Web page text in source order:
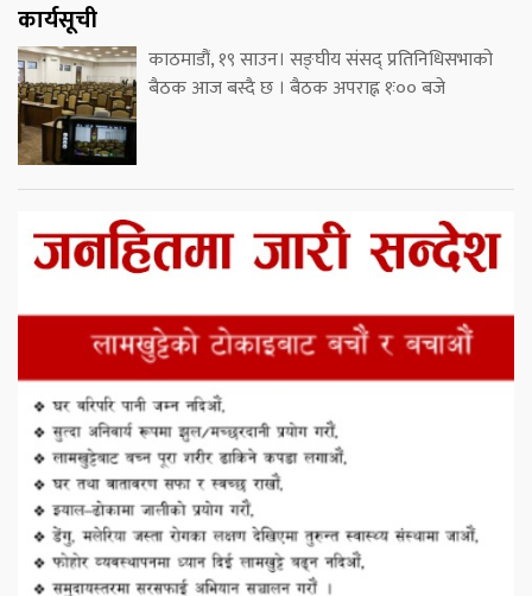
कार्यसूची
काठमाडौं, १९ साउन। सङ्घीय संसद् प्रतिनिधिसभाको
बैठक आज बस्दै छ । बैठक अपराह्न १ः०० बजे